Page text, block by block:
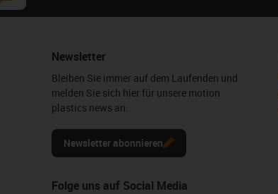
Newsletter
Bleiben Sie immer auf dem Laufenden und
melden Sie sich hier für unsere motion
plastics news an.
Newsletter abonnieren
Folge uns auf Social Media